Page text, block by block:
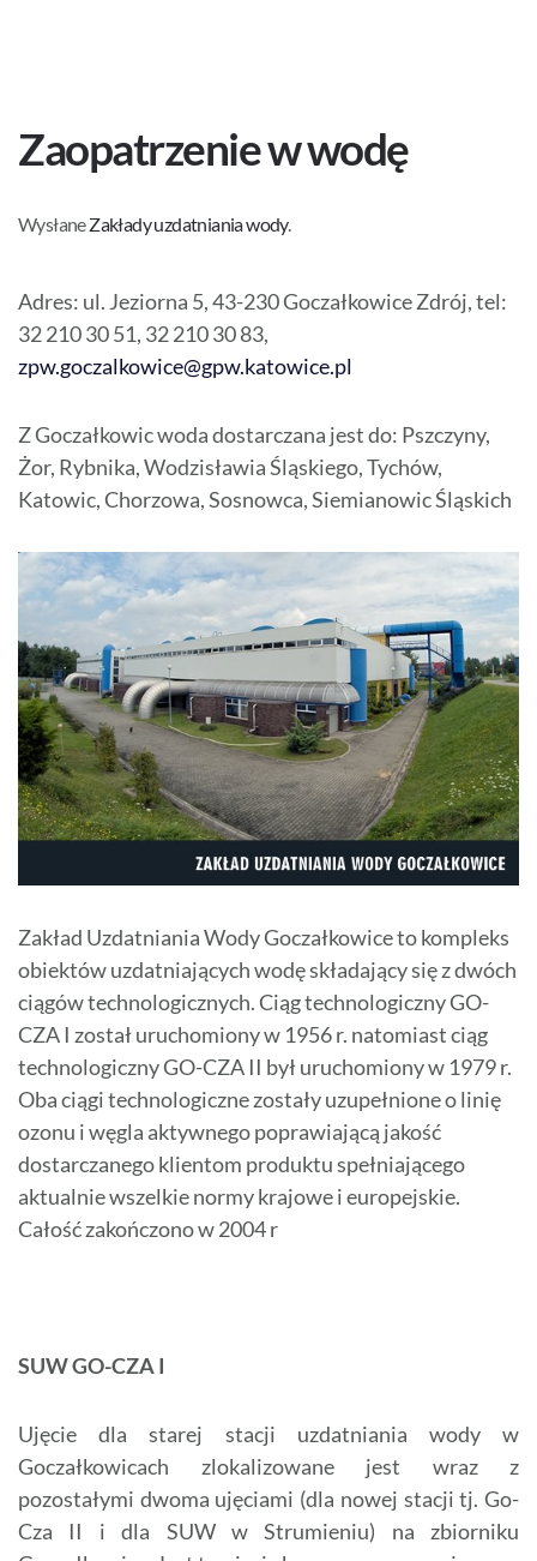
Zaopatrzenie w wodę
WysłaneZakłady uzdatniania wody.
Adres: ul. Jeziorna 5, 43-230 Goczałkowice Zdrój, tel:
32 210 30 51, 32 210 30 83,
zpw.goczalkowice@gpw.katowice.pl
Z Goczałkowic woda dostarczana jest do: Pszczyny,
Żor, Rybnika, Wodzisławia Śląskiego, Tychów,
Katowic, Chorzowa, Sosnowca, Siemianowic Śląskich
Zakład Uzdatniania Wody Goczałkowice to kompleks
obiektów uzdatniających wodę składający się z dwóch
ciągów technologicznych. Ciąg technologiczny GO-
CZA I został uruchomiony w 1956 r. natomiast ciąg
technologiczny GO-CZA II był uruchomiony w 1979 r.
Oba ciągi technologiczne zostały uzupełnione o linię
ozonu i węgla aktywnego poprawiającą jakość
dostarczanego klientom produktu spełniającego
aktualnie wszelkie normy krajowe i europejskie.
Całość zakończono w 2004 r
SUW GO-CZA I
Ujęcie dla starej stacji uzdatniania wody w
Goczałkowicach zlokalizowane jest wraz z
pozostałymi dwoma ujęciami (dla nowej stacji tj. Go-
Cza II i dla SUW w Strumieniu) na zbiorniku